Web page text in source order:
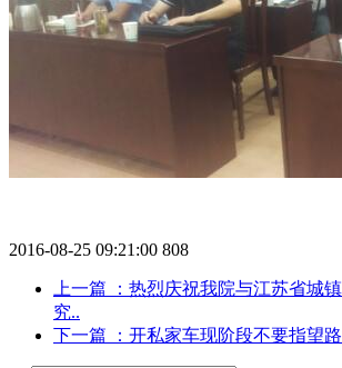
2016-08-25 09:21:00 808
上一篇
：热烈庆祝我院与江苏省城
究..
下一篇
：开私家车现阶段不要指望